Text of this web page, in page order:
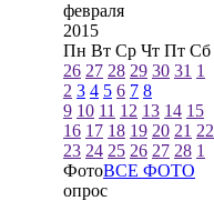
февраля
2015
Пн Вт Ср Чт Пт Сб
26 27 28 29 30 31 1
2 3 4 5 6 7 8
9 10 11 12 13 14 15
16 17 18 19 20 21 22
23 24 25 26 27 28 1
ФотоВСЕ ФОТО
опрос